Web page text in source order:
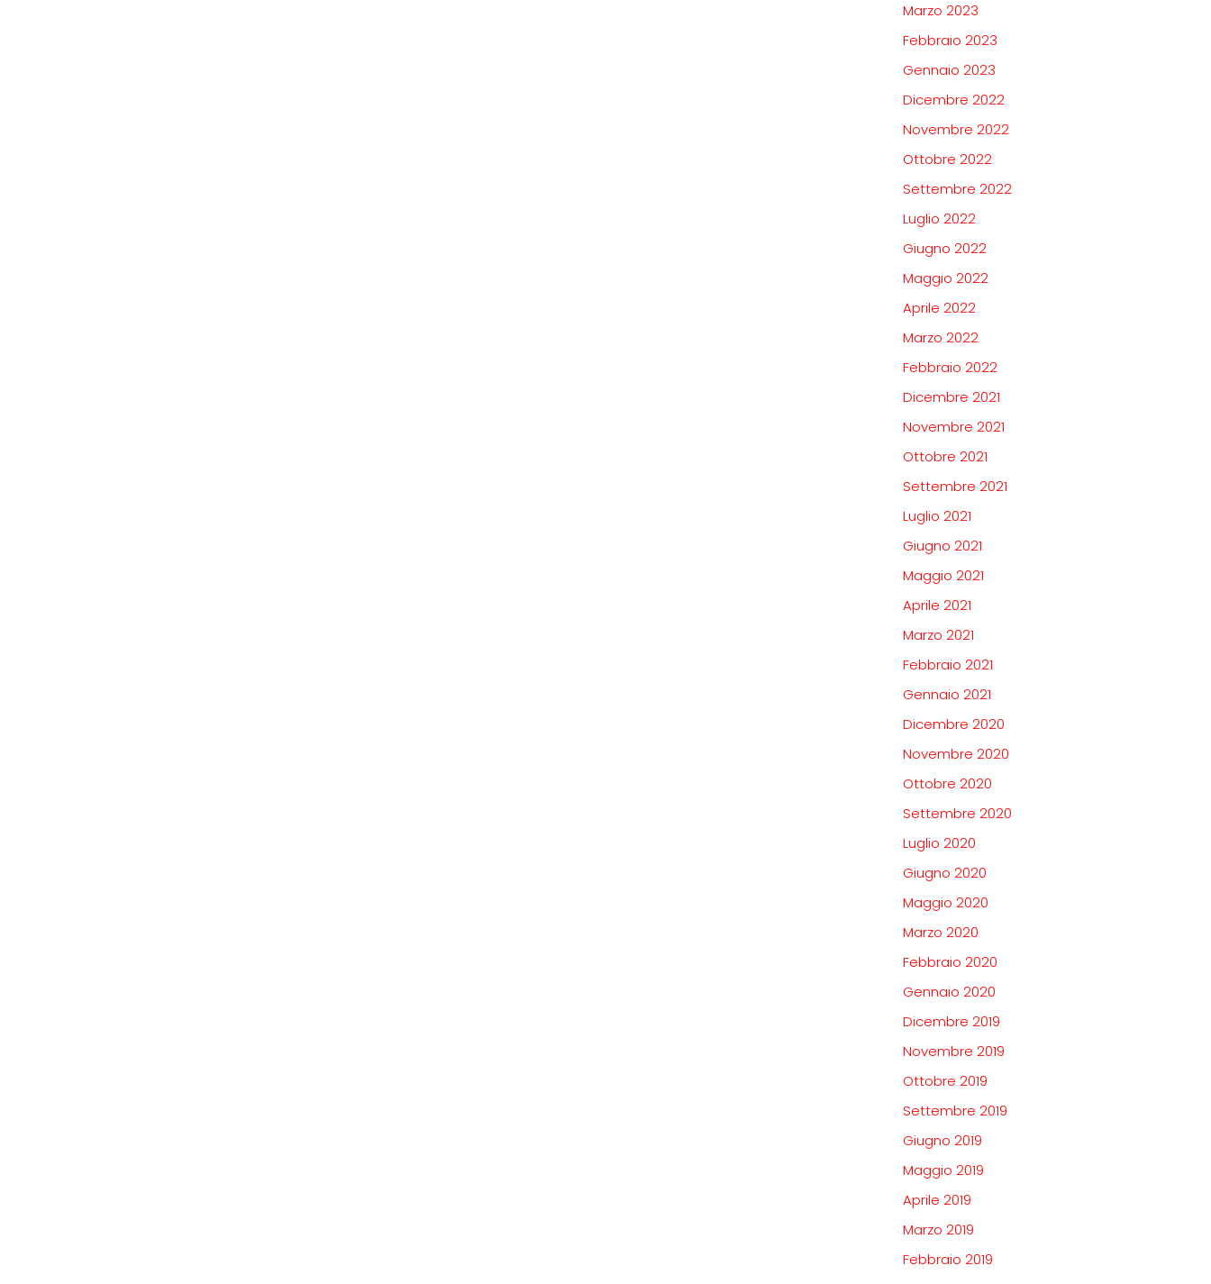
Marzo 2023
Febbraio 2023
Gennaio 2023
Dicembre 2022
Novembre 2022
Ottobre 2022
Settembre 2022
Luglio 2022
Giugno 2022
Maggio 2022
Aprile 2022
Marzo 2022
Febbraio 2022
Dicembre 2021
Novembre 2021
Ottobre 2021
Settembre 2021
Luglio 2021
Giugno 2021
Maggio 2021
Aprile 2021
Marzo 2021
Febbraio 2021
Gennaio 2021
Dicembre 2020
Novembre 2020
Ottobre 2020
Settembre 2020
Luglio 2020
Giugno 2020
Maggio 2020
Marzo 2020
Febbraio 2020
Gennaio 2020
Dicembre 2019
Novembre 2019
Ottobre 2019
Settembre 2019
Giugno 2019
Maggio 2019
Aprile 2019
Marzo 2019
Febbraio 2019